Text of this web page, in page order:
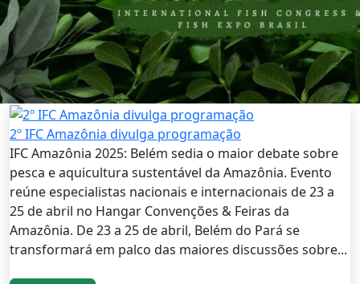
2º IFC Amazônia divulga programação
IFC Amazônia 2025: Belém sedia o maior debate sobre
pesca e aquicultura sustentável da Amazônia. Evento
reúne especialistas nacionais e internacionais de 23 a
25 de abril no Hangar Convenções & Feiras da
Amazônia. De 23 a 25 de abril, Belém do Pará se
transformará em palco das maiores discussões sobre...